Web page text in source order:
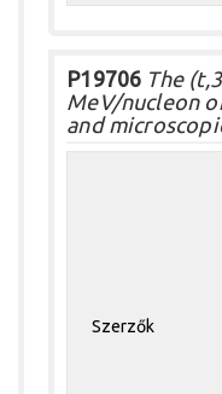
P19706 The
MeV/nucleon
and
Szerzők